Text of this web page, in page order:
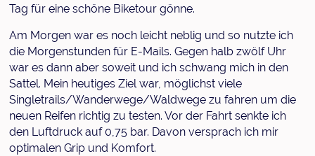
Tag für eine schöne Biketour gönne.
Am Morgen war es noch leicht neblig und so nutzte ich
die Morgenstunden für E-Mails. Gegen halb zwölf Uhr
war es dann aber soweit und ich schwang mich in den
Sattel. Mein heutiges Ziel war, möglichst viele
Singletrails/Wanderwege/Waldwege zu fahren um die
neuen Reifen richtig zu testen. Vor der Fahrt senkte ich
den Luftdruck auf 0,75 bar. Davon versprach ich mir
optimalen Grip und Komfort.